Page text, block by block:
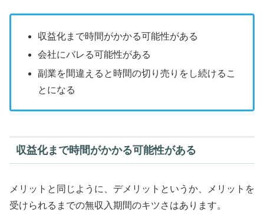
収益化まで時間がかかる可能性がある
会社にバレる可能性がある
副業を間違えると時間の切り売りをし続けるこ
とになる
収益化まで時間がかかる可能性がある
メリットと同じように、デメリットというか、メリットを
受けられるまでの無収入期間のキツさはあります。